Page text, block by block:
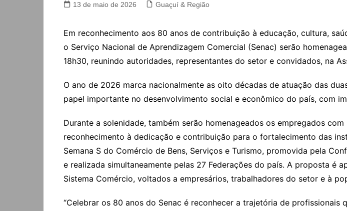
13 de maio de 2026 Guaçuí & Região
Em reconhecimento aos 80 anos de contribuição à educação, cultura,
o Serviço Nacional de Aprendizagem Comercial (Senac) serão
18h30, reunindo autoridades, representantes do setor e convidados, na
O ano de 2026 marca nacionalmente as oito décadas de atuação das
papel importante no desenvolvimento social e econômico do país, com
Durante a solenidade, também serão homenageados os empregados
reconhecimento à dedicação e contribuição para o fortalecimento das
Semana S do Comércio de Bens, Serviços e Turismo, promovida pela
e realizada simultaneamente pelas 27 Federações do país. A proposta é
Sistema Comércio, voltados a empresários, trabalhadores do setor e à
“Celebrar os 80 anos do Senac é reconhecer a trajetória de